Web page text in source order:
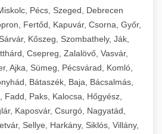
Pécs, Szeged, Debrecen
Fertőd, Kapuvár, Csorna, Győr,
Kőszeg, Szombathely, Ják,
Csepreg, Zalalövő, Vasvár,
Ajka, Sümeg, Pécsvárad, Komló,
Bátaszék, Baja, Bácsalmás,
Fadd, Paks, Kalocsa, Hőgyész,
Kaposvár, Csurgó, Nagyatád,
Sellye, Harkány, Siklós, Villány,